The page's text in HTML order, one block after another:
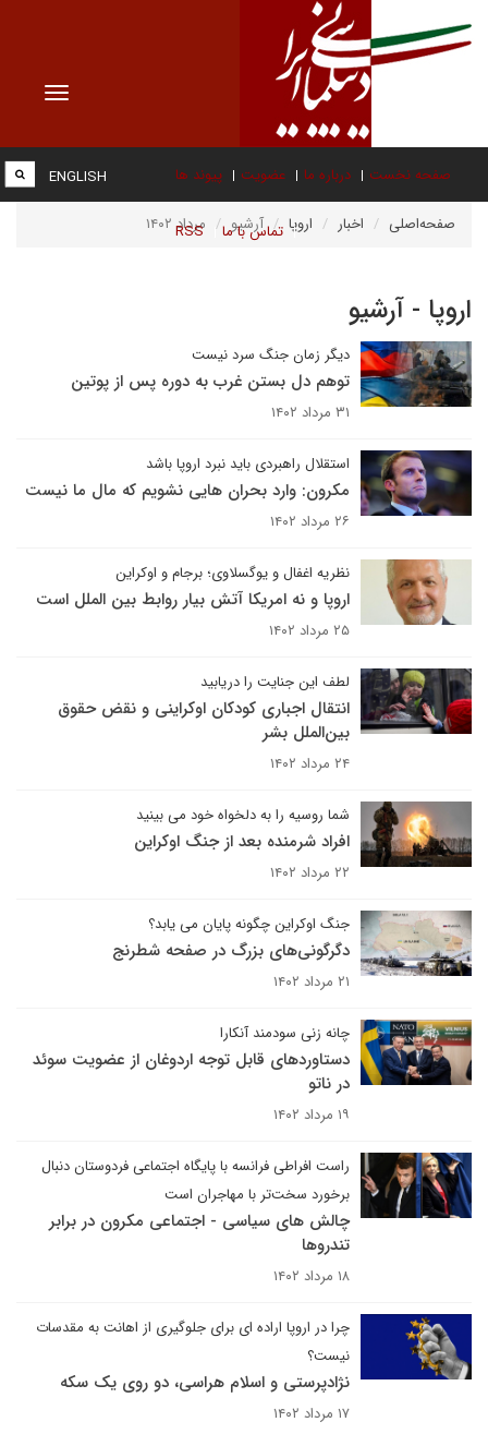
Toggle
صفحه نخست درباره ما عضویت پیوند ها
تماس با ما RSS
ENGLISH
صفحه‌اصلی اخبار اروپا آرشیو مرداد ۱۴۰۲
اروپا - آرشیو
دیگر زمان جنگ سرد نیست
توهم دل بستن غرب به دوره پس از پوتین
۳۱ مرداد ۱۴۰۲
استقلال راهبردی باید نبرد اروپا باشد
مکرون: وارد بحران هایی نشویم که مال ما نیست
۲۶ مرداد ۱۴۰۲
نظریه اغفال و یوگسلاوی؛ برجام و اوکراین
اروپا و نه امریکا آتش بیار روابط بین الملل است
۲۵ مرداد ۱۴۰۲
لطف این جنایت را دریابید
انتقال اجباری کودکان اوکراینی و نقض حقوق
بین‌الملل بشر
۲۴ مرداد ۱۴۰۲
شما روسیه را به دلخواه خود می بینید
افراد شرمنده بعد از جنگ اوکراین
۲۲ مرداد ۱۴۰۲
جنگ اوکراین چگونه پایان می یابد؟
دگرگونی‌های بزرگ در صفحه شطرنج
۲۱ مرداد ۱۴۰۲
چانه زنی سودمند آنکارا
دستاوردهای قابل توجه اردوغان از عضویت سوئد
در ناتو
۱۹ مرداد ۱۴۰۲
راست افراطی فرانسه با پایگاه اجتماعی فردوستان دنبال
برخورد سخت‌تر با مهاجران است
چالش های سیاسی - اجتماعی مکرون در برابر
تندروها
۱۸ مرداد ۱۴۰۲
چرا در اروپا اراده ای برای جلوگیری از اهانت به مقدسات
نیست؟
نژادپرستی و اسلام هراسی، دو روی یک سکه
۱۷ مرداد ۱۴۰۲